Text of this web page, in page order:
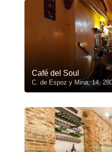
Café del Soul
C. de Espoz y Mina, 14,